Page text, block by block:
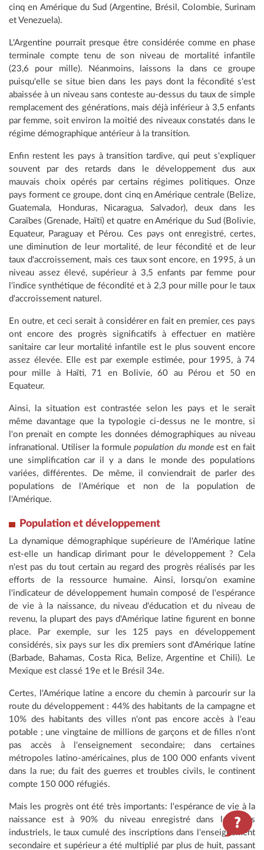
cinq en Amérique du Sud (Argentine, Brésil, Colombie, Surinam
et Venezuela).
L'Argentine pourrait presque être considérée comme en phase
terminale compte tenu de son niveau de mortalité infantile
(23,6 pour mille). Néanmoins, laissons la dans ce groupe
puisqu'elle se situe bien dans les pays dont la fécondité s'est
abaissée à un niveau sans conteste au-dessus du taux de simple
remplacement des générations, mais déjà inférieur à 3,5 enfants
par femme, soit environ la moitié des niveaux constatés dans le
régime démographique antérieur à la transition.
Enfin restent les pays à transition tardive, qui peut s'expliquer
souvent par des retards dans le développement dus aux
mauvais choix opérés par certains régimes politiques. Onze
pays forment ce groupe, dont cinq en Amérique centrale (Belize,
Guatemala, Honduras, Nicaragua, Salvador), deux dans les
Caraïbes (Grenade, Haïti) et quatre en Amérique du Sud (Bolivie,
Equateur, Paraguay et Pérou. Ces pays ont enregistré, certes,
une diminution de leur mortalité, de leur fécondité et de leur
taux d'accroissement, mais ces taux sont encore, en 1995, à un
niveau assez élevé, supérieur à 3,5 enfants par femme pour
l'indice synthétique de fécondité et à 2,3 pour mille pour le taux
d'accroissement naturel.
En outre, et ceci serait à considérer en fait en premier, ces pays
ont encore des progrès significatifs à effectuer en matière
sanitaire car leur mortalité infantile est le plus souvent encore
assez élevée. Elle est par exemple estimée, pour 1995, à 74
pour mille à Haïti, 71 en Bolivie, 60 au Pérou et 50 en
Equateur.
Ainsi, la situation est contrastée selon les pays et le serait
même davantage que la typologie ci-dessus ne le montre, si
l'on prenait en compte les données démographiques au niveau
infranational. Utiliser la formulepopulation du monde est en fait
une simplification car il y a dans le monde des populations
variées, différentes. De même, il conviendrait de parler des
populations de l'Amérique et non de la population de
l'Amérique.
Population et développement
La dynamique démographique supérieure de l'Amérique latine
est-elle un handicap dirimant pour le développement ? Cela
n'est pas du tout certain au regard des progrès réalisés par les
efforts de la ressource humaine. Ainsi, lorsqu'on examine
l'indicateur de développement humain composé de l'espérance
de vie à la naissance, du niveau d'éducation et du niveau de
revenu, la plupart des pays d'Amérique latine figurent en bonne
place. Par exemple, sur les 125 pays en développement
considérés, six pays sur les dix premiers sont d'Amérique latine
(Barbade, Bahamas, Costa Rica, Belize, Argentine et Chili). Le
Mexique est classé 19e et le Brésil 34e.
Certes, l'Amérique latine a encore du chemin à parcourir sur la
route du développement : 44% des habitants de la campagne et
10% des habitants des villes n'ont pas encore accès à l'eau
potable ; une vingtaine de millions de garçons et de filles n'ont
pas accès à l'enseignement secondaire; dans certaines
métropoles latino-américaines, plus de 100 000 enfants vivent
dans la rue; du fait des guerres et troubles civils, le continent
compte 150 000 réfugiés.
Mais les progrès ont été très importants: l'espérance de vie à la
naissance est à 90% du niveau enregistré dans les pays
industriels, le taux cumulé des inscriptions dans l'enseignement
secondaire et supérieur a été multiplié par plus de huit, passant